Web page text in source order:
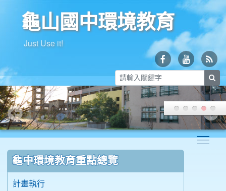
龜山國中環境教育
Just Use it!
龜中環境教育重點總覽
計畫執行